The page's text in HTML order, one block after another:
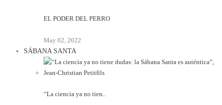
EL PODER DEL PERRO
May 02, 2022
SÁBANA SANTA
“La ciencia ya no tien..